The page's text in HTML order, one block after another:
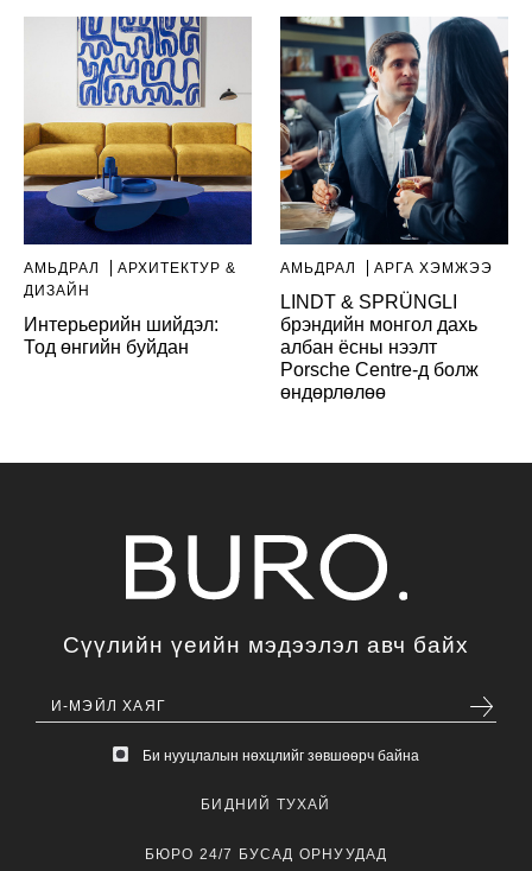
АМЬДРАЛ
AРХИТЕКТУР &
ДИЗАЙН
Интерьерийн шийдэл:
Тод өнгийн буйдан
АМЬДРАЛ АРГА ХЭМЖЭЭ
LINDT & SPRÜNGLI
брэндийн монгол дахь
албан ёсны нээлт
Porsche Centre-д болж
өндөрлөлөө
Сүүлийн үеийн мэдээлэл авч байх
Би нууцлалын нөхцлийг зөвшөөрч байна
БИДНИЙ ТУХАЙ
БЮРО 24/7 БУСАД ОРНУУДАД